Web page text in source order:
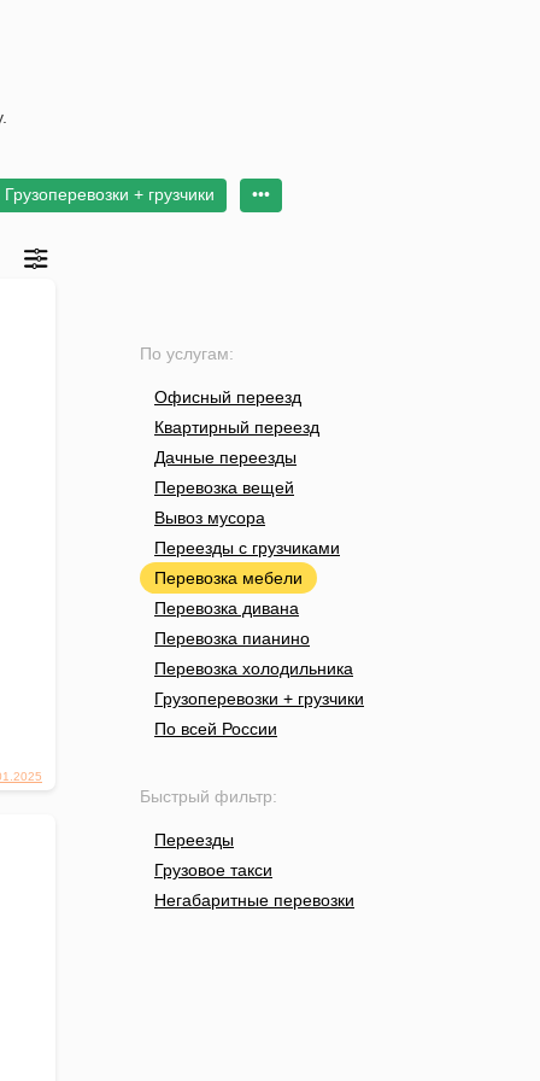
Грузоперевозки + грузчики •••
По услугам:
Офисный переезд
Квартирный переезд
Дачные переезды
Перевозка вещей
Вывоз мусора
Переезды с грузчиками
Перевозка мебели
Перевозка дивана
Перевозка пианино
Перевозка холодильника
Грузоперевозки + грузчики
По всей России
Быстрый фильтр:
Переезды
Грузовое такси
Негабаритные перевозки